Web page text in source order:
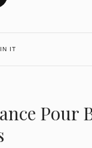
IT
Pour